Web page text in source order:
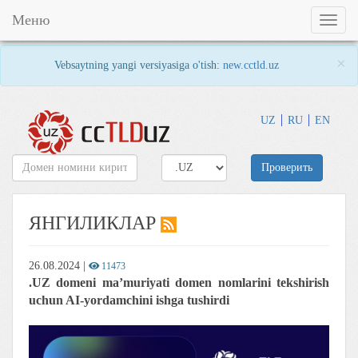
Vebsaytning yangi versiyasiga o'tish: new.cctld.uz ×
UZ RU EN
Toggle
Меню
Проверить
ЯНГИЛИКЛАР
26.08.2024 11473
.UZ domeni ma’muriyati domen nomlarini tekshirish
uchun AI-yordamchini ishga tushirdi